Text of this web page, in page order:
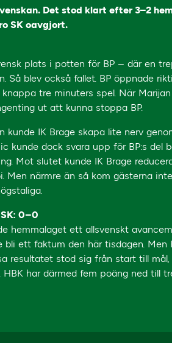
Det stod klart efter 3–2
SK oavgjort.
plats i potten för BP – där en
Så blev också fallet. BP öppnade
tre minuters spel. När
ut att kunna stoppa BP.
kunde IK Brage skapa lite nerv
kunde dock svara upp för BP:s del
Mot slutet kunde IK Brage
Men närmre än så kom gästerna
0–0
hemmalaget ett allsvenskt
ett faktum den här tisdagen.
resultatet stod sig från start till
har därmed fem poäng ned till